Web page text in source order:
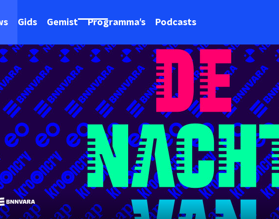
Gids Gemist Programma's Podcasts